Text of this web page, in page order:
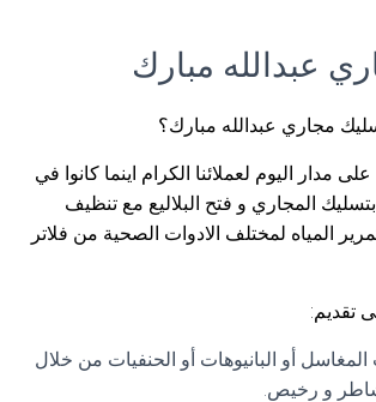
عبدالله مبارك
مجاري عبدالله مبارك؟
مدار اليوم لعملائنا الكرام اينما كانوا في
المجاري و فتح البلاليع مع تنظيف
المياه لمختلف الادوات الصحية من فلاتر
تقديم:
أو البانيوهات أو الحنفيات من خلال
و رخيص.